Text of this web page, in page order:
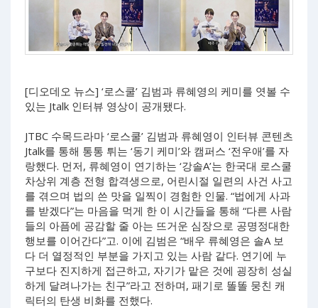
[디오데오 뉴스] ‘로스쿨’ 김범과 류혜영의 케미를 엿볼 수
있는 Jtalk 인터뷰 영상이 공개됐다.
JTBC 수목드라마 ‘로스쿨’ 김범과 류혜영이 인터뷰 콘텐츠
Jtalk를 통해 통통 튀는 ‘동기 케미’와 캠퍼스 ‘전우애’를 자
랑했다. 먼저, 류혜영이 연기하는 ‘강솔A’는 한국대 로스쿨
차상위 계층 전형 합격생으로, 어린시절 일련의 사건 사고
를 겪으며 법의 쓴 맛을 일찍이 경험한 인물. “법에게 사과
를 받겠다”는 마음을 먹게 한 이 시간들을 통해 “다른 사람
들의 아픔에 공감할 줄 아는 뜨거운 심장으로 공명정대한
행보를 이어간다”고. 이에 김범은 “배우 류혜영은 솔A 보
다 더 열정적인 부분을 가지고 있는 사람 같다. 연기에 누
구보다 진지하게 접근하고, 자기가 맡은 것에 굉장히 성실
하게 달려나가는 친구”라고 전하며, 패기로 똘똘 뭉친 캐
릭터의 탄생 비화를 전했다.